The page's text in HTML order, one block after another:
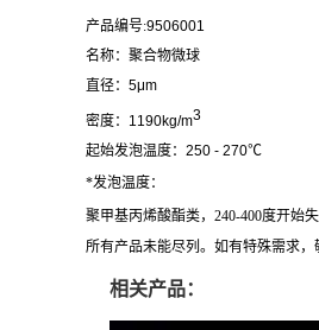
产品编号:9506001
名称：聚合物微球
直径： 5μm
密度： 1190kg/m3
起始发泡温度： 250 - 270℃
*发泡温度：
聚甲基丙烯酸酯类，240-400度开始
所有产品未能尽列。如有特殊需求，
相关产品：